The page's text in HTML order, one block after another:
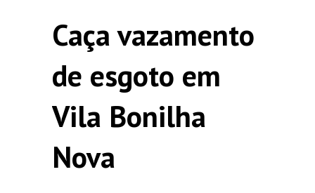
Caça vazamento
de esgoto em
Vila Bonilha
Nova